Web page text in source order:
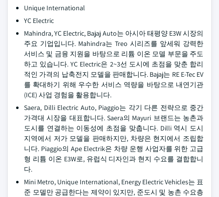
Unique International
YC Electric
Mahindra, YC Electric, Bajaj Auto는 아시아 태평양 E3W 시장의
주요 기업입니다. Mahindra는 Treo 시리즈를 앞세워 강력한
서비스 및 금융 지원을 바탕으로 리튬 이온 모델 부문을 주도
하고 있습니다. YC Electric은 2~3선 도시에 초점을 맞춘 합리
적인 가격의 납축전지 모델을 판매합니다. Bajaj는 RE E-Tec EV
를 확대하기 위해 우수한 서비스 역량을 바탕으로 내연기관
(ICE) 사업 경험을 활용합니다.
Saera, Dilli Electric Auto, Piaggio는 각기 다른 전략으로 중간
가격대 시장을 대표합니다. Saera의 Mayuri 브랜드는 농촌과
도시를 연결하는 이동성에 초점을 맞춥니다. Dilli 역시 도시
지역에서 저가 모델을 판매하지만, 차량은 현지에서 조립합
니다. Piaggio의 Ape Electrik은 차량 운행 사업자를 위한 고급
형 리튬 이온 E3W로, 유럽식 디자인과 현지 수요를 결합합니
다.
Mini Metro, Unique International, Energy Electric Vehicles는 표
준 모델만 공급한다는 제약이 있지만, 준도시 및 농촌 수요층